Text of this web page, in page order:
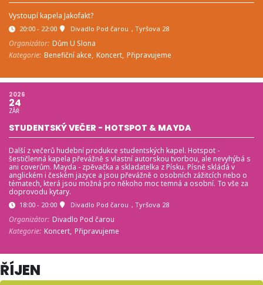
Vystoupí kapela Jakofakt?
20:00 - 22:00 Divadlo Pod čarou , Tyršova 28
Organizátor: Dům U Slona
Kategorie: Benefiční akce, Koncert, Připravujeme
2026
24
ZÁŘ
STUDENTSKÝ VEČER - HOTSPOT & MAYDA
Další z večerů hudební produkce studentských kapel. Hotspot -
šestičlenná kapela převážně s vlastní autorskou tvorbou, ale nevyhýbá s
ani coverům. Mayda - zpěvačka a skladatelka z Písku. Písně skládá v
anglickém i českém jazyce a jsou převážně o osobních zážitcích nebo o
tématech, která jsou možná pro někoho moc temná a osobní. To vše za
doprovodu kytary.
18:00 - 20:00 Divadlo Pod čarou , Tyršova 28
Organizátor: Divadlo Pod čarou
Kategorie: Koncert, Připravujeme
ŘÍJEN